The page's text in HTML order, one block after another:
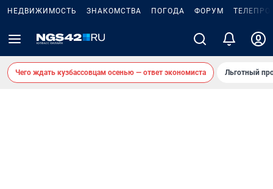
НЕДВИЖИМОСТЬ ЗНАКОМСТВА ПОГОДА ФОРУМ
Чего ждать кузбассовцам осенью — ответ экономиста Льготный